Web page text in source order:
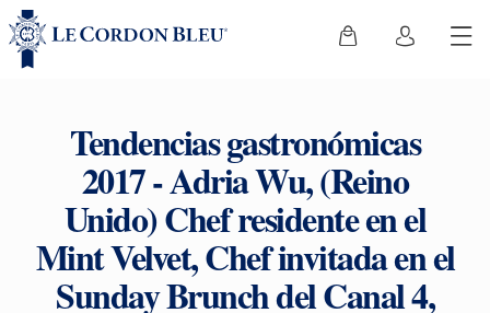
Tendencias gastronómicas
2017 - Adria Wu, (Reino
Unido) Chef residente en el
Mint Velvet, Chef invitada en el
Sunday Brunch del Canal 4,